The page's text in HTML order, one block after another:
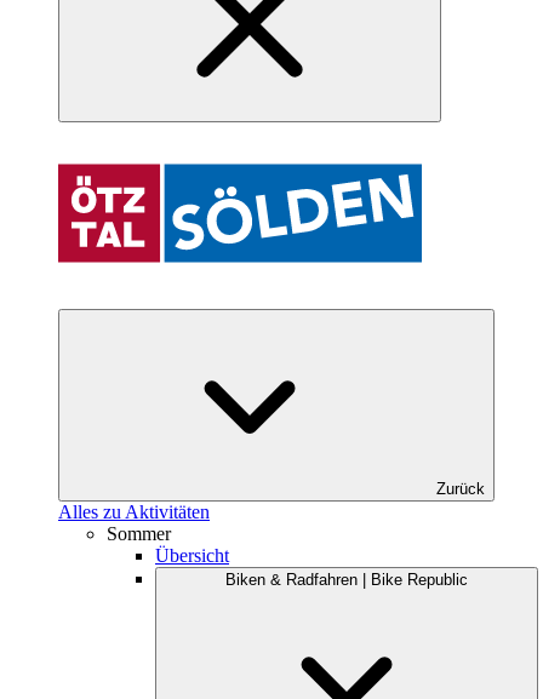
Zurück
Alles zu Aktivitäten
Sommer
Übersicht
Biken & Radfahren | Bike Republic